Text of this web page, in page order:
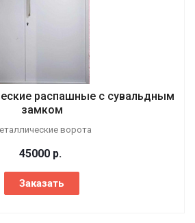
распашные с сувальдным
замком
ворота
45000 р.
Заказать